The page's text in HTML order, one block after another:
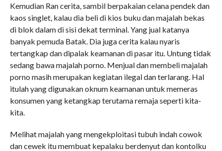
Kemudian Ran cerita, sambil berpakaian celana pendek dan
kaos singlet, kalau dia beli di kios buku dan majalah bekas
di blok dalam di sisi dekat terminal. Yang jual katanya
banyak pemuda Batak. Dia juga cerita kalau nyaris
tertangkap dan dipalak keamanan di pasar itu. Untung tidak
sedang bawa majalah porno. Menjual dan membeli majalah
porno masih merupakan kegiatan ilegal dan terlarang. Hal
itulah yang digunakan oknum keamanan untuk memeras
konsumen yang ketangkap terutama remaja seperti kita-
kita.
Melihat majalah yang mengekploitasi tubuh indah cowok
dan cewek itu membuat kepalaku berdenyut dan kontolku